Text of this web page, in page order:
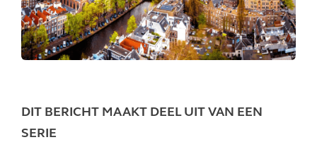
DIT BERICHT MAAKT DEEL UIT VAN EEN
SERIE